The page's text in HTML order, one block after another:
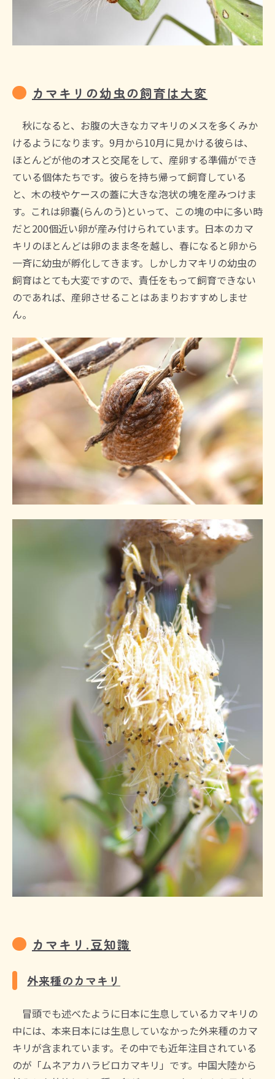
カマキリの幼虫の飼育は大変
秋になると、お腹の大きなカマキリのメスを多くみか
けるようになります。9月から10月に見かける彼らは、
ほとんどが他のオスと交尾をして、産卵する準備ができ
ている個体たちです。彼らを持ち帰って飼育している
と、木の枝やケースの蓋に大きな泡状の塊を産みつけま
す。これは卵嚢(らんのう)といって、この塊の中に多い時
だと200個近い卵が産み付けられています。日本のカマ
キリのほとんどは卵のまま冬を越し、春になると卵から
一斉に幼虫が孵化してきます。しかしカマキリの幼虫の
飼育はとても大変ですので、責任をもって飼育できない
のであれば、産卵させることはあまりおすすめしませ
ん。
カマキリ.豆知識
外来種のカマキリ
冒頭でも述べたように日本に生息しているカマキリの
中には、本来日本には生息していなかった外来種のカマ
キリが含まれています。その中でも近年注目されている
のが「ムネアカハラビロカマキリ」です。中国大陸から